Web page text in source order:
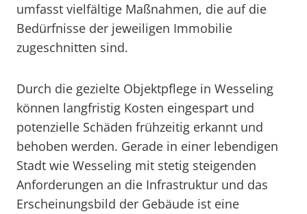
umfasst vielfältige Maßnahmen, die auf die
Bedürfnisse der jeweiligen Immobilie
zugeschnitten sind.
Durch die gezielte Objektpflege in Wesseling
können langfristig Kosten eingespart und
potenzielle Schäden frühzeitig erkannt und
behoben werden. Gerade in einer lebendigen
Stadt wie Wesseling mit stetig steigenden
Anforderungen an die Infrastruktur und das
Erscheinungsbild der Gebäude ist eine